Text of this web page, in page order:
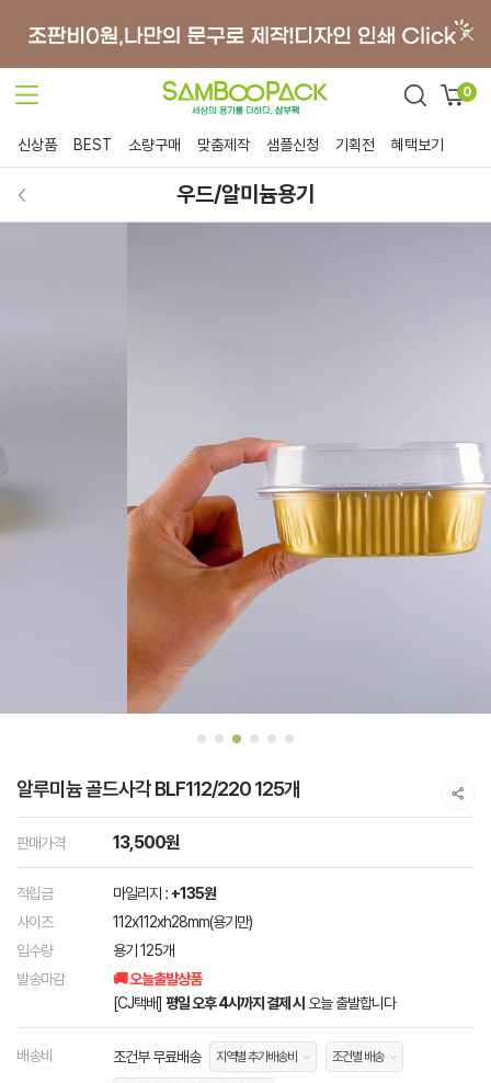
0
신상품 BEST 소량구매 맞춤제작 샘플신청 기획전 혜택보기
우드/알미늄용기
알루미늄 골드사각 BLF112/220 125개
판매가격 13,500원
적립금 마일리지 : +135원
사이즈
112x112xh28mm(용기만)
입수량
용기 125개
발송마감
🚚 오늘출발상품
[CJ택배] 평일 오후 4시까지 결제 시 오늘 출발합니다
배송비 조건부 무료배송 지역별 추가배송비 조건별 배송